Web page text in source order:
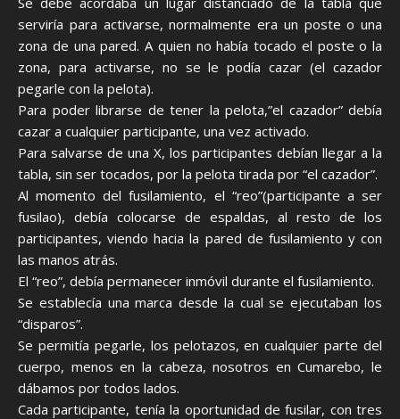
serviría para activarse, normalmente era un poste o una
zona de una pared. A quien no había tocado el poste o la
zona, para activarse, no se le podía cazar (el cazador
pegarle con la pelota).
Para poder librarse de tener la pelota,”el cazador” debía
cazar a cualquier participante, una vez activado.
Para salvarse de una X, los participantes debían llegar a la
tabla, sin ser tocados, por la pelota tirada por “el cazador”.
Al momento del fusilamiento, el “reo”(participante a ser
fusilao), debía colocarse de espaldas, al resto de los
participantes, viendo hacia la pared de fusilamiento y con
las manos atrás.
El “reo”, debía permanecer inmóvil durante el fusilamiento.
Se establecía una marca desde la cual se ejecutaban los
“disparos”.
Se permitía pegarle, los pelotazos, en cualquier parte del
cuerpo, menos en la cabeza, nosotros en Cumarebo, le
dábamos por todos lados.
Cada participante, tenía la oportunidad de fusilar, con tres